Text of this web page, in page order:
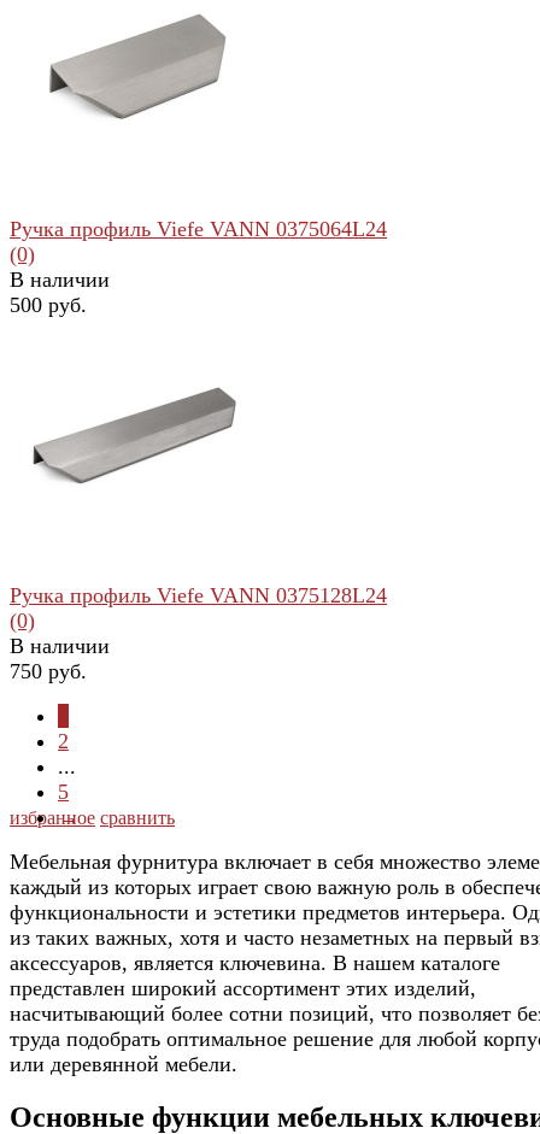
избранное
избранное сравнить
Ручка профиль Viefe VANN 0375064L24
(0)
В наличии
500 руб.
избранное сравнить
Ручка профиль Viefe VANN 0375128L24
(0)
В наличии
750 руб.
2
...
5
→
Мебельная фурнитура включает в себя множество
каждый из которых играет свою важную роль в
функциональности и эстетики предметов интерьера.
из таких важных, хотя и часто незаметных на первый
аксессуаров, является ключевина. В нашем каталоге
представлен широкий ассортимент этих изделий,
насчитывающий более сотни позиций, что позволяет
труда подобрать оптимальное решение для любой
или деревянной мебели.
Основные функции мебельных